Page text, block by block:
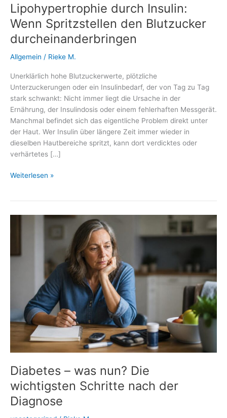
Lipohypertrophie durch Insulin:
Wenn Spritzstellen den Blutzucker
durcheinanderbringen
Allgemein / Rieke M.
Unerklärlich hohe Blutzuckerwerte, plötzliche
Unterzuckerungen oder ein Insulinbedarf, der von Tag zu Tag
stark schwankt: Nicht immer liegt die Ursache in der
Ernährung, der Insulindosis oder einem fehlerhaften Messgerät.
Manchmal befindet sich das eigentliche Problem direkt unter
der Haut. Wer Insulin über längere Zeit immer wieder in
dieselben Hautbereiche spritzt, kann dort verdicktes oder
verhärtetes […]
Lipohypertrophie
Spritzstellen
durcheinanderbringen
Weiterlesen »
Diabetes – was nun? Die
wichtigsten Schritte nach der
Diagnose